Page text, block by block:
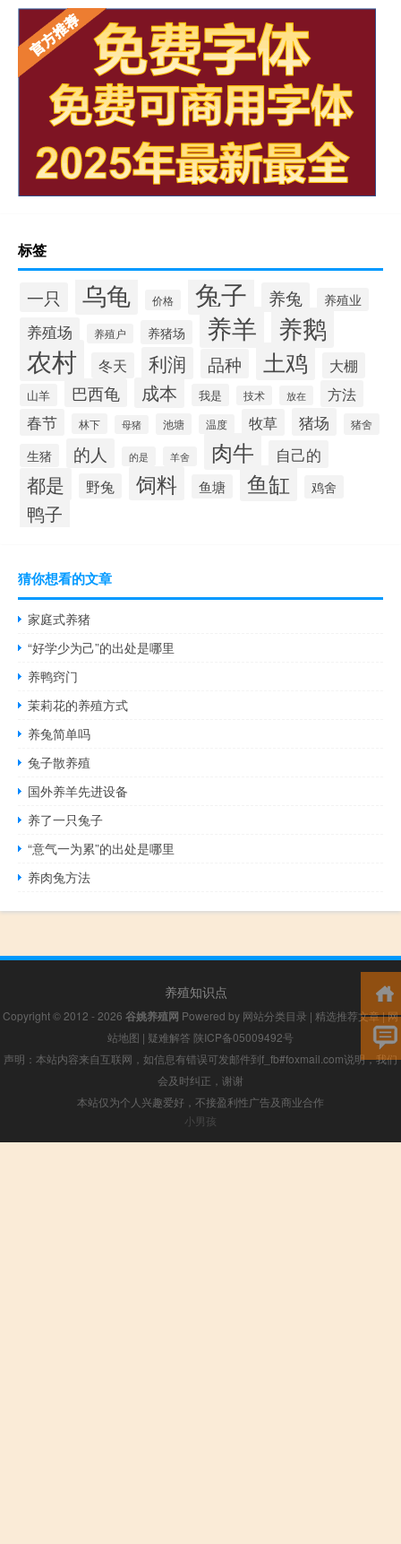
标签
一只 乌龟 价格 兔子 养兔 养殖业
养殖场 养殖户 养猪场 养羊 养鹅
农村 冬天 利润 品种 土鸡 大棚
山羊 巴西龟 成本 我是 技术 放在
方法
春节
林下 母猪 池塘 温度 牧草 猪场 猪舍
生猪 的人 的是 羊舍 肉牛 自己的
都是 野兔 饲料 鱼塘 鱼缸 鸡舍
鸭子
猜你想看的文章
家庭式养猪
“好学少为己”的出处是哪里
养鸭窍门
茉莉花的养殖方式
养兔简单吗
兔子散养殖
国外养羊先进设备
养了一只兔子
“意气一为累”的出处是哪里
养肉兔方法
养殖知识点
Copyright © 2012 - 2026 谷姚养殖网 Powered by 网站分类目录 | 精选推荐文章|网
站地图 | 疑难解答 陕ICP备05009492号
声明：本站内容来自互联网，如信息有错误可发邮件到f_fb#foxmail.com说明，我们
会及时纠正，谢谢
本站仅为个人兴趣爱好，不接盈利性广告及商业合作
小男孩